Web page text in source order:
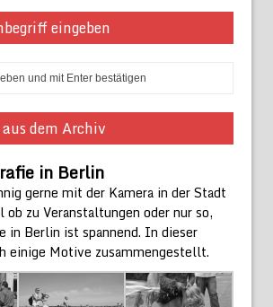
eingeben
dem Archiv
in Berlin
gerne mit der Kamera in der Stadt
ob zu Veranstaltungen oder nur so,
in Berlin ist spannend. In dieser
einige Motive zusammengestellt.